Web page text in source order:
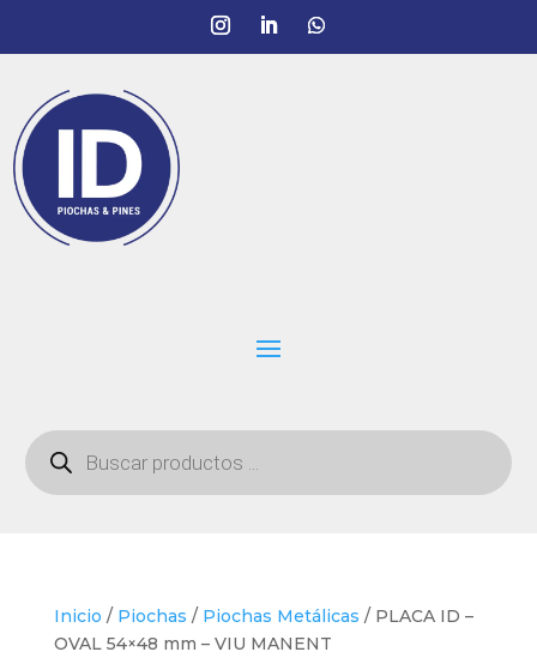
Búsqueda
de
productos
Inicio / Piochas / Piochas Metálicas / PLACA ID –
OVAL 54×48 mm – VIU MANENT